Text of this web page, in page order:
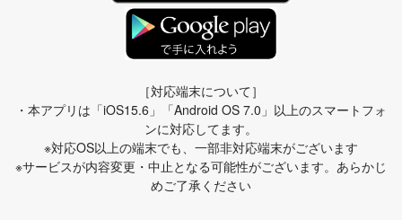
［対応端末について］
・本アプリは「iOS15.6」「Android OS 7.0」以上のスマートフォ
ンに対応してます。
※対応OS以上の端末でも、一部非対応端末がございます
※サービスが内容変更・中止となる可能性がございます。あらかじ
めご了承ください